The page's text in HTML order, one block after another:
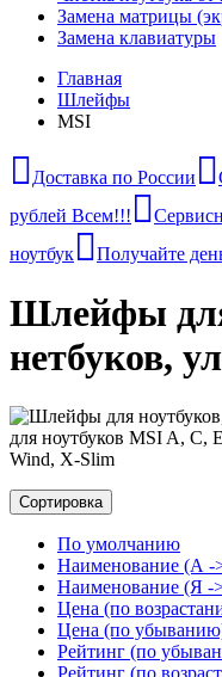
Замена матрицы
Замена клавиатуры
Главная
Шлейфы
MSI
Доставка по России
рублей Всем!!!
ноутбук
Получайте
Шлейфы
нетбуков,
для ноутбуков MSI A, C,
Wind, X-Slim
Сортировка
По умолчанию
Наименование (А -
Наименование (Я -
Цена (по
Цена (по
Рейтинг (по
Рейтинг (по